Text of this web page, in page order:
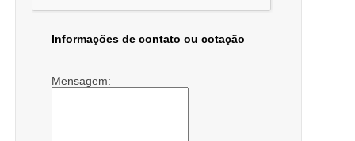
Informações de contato ou cotação
Mensagem: